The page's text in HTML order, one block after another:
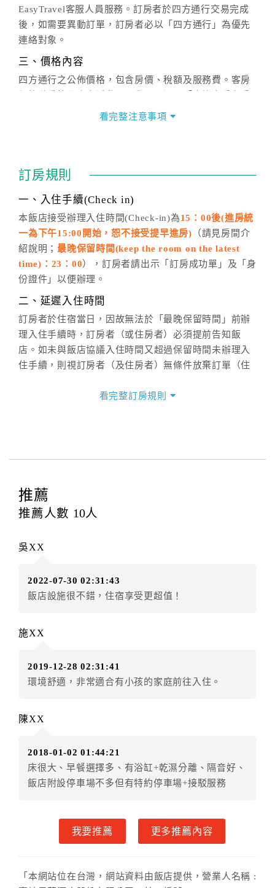
EasyTravel客服人員服務。訂房者於四方通行交易完成
後，如需要異動訂單，訂房者必以「四方通行」為優先
連絡對象。
三、價格內容
四方通行之公佈價格，包含房價、稅額及服務費。客房
價」之當日價格為標準。
話方式異動訂單。
※非客服時間之申辦異動，皆為次日計算及辦理。
五、客服時間
週一至週日，上午9:00～晚上6:00
六、聯絡方式
週一至週日：客服聯絡單
看完整注意事項
訂房規則
一、入住手續(Check in)
本飯店接受辦理入住時間(Check-in)為15：00後(進房統
一為下午15:00開始，恕不接受提早進房) （請見房間介
紹說明； 最晚保留時間(keep the room on the latest
time)：23：00），訂房者請出示「訂房成功單」及「身
份證件」以便辦理。
二、延遲入住時間
訂房者於住宿當日，因故無法於「最晚保留時間」前辦
理入住手續時，訂房者（或住房者）必須提前告知飯
店。如未與飯店協議入住時間又超過保留時間未辦理入
住手續，則視訂房者（及住房者）無條件放棄訂單（住
三、退房手續(Check out)
四、訂單異動
訂房者應於 入住前2日
每筆訂單異動限定
訂單異動後，訂單費用總計大於原訂單費用總計時，訂
房者應補足差額。（限原訂飯店）
房者不得要求退其差額。（限原訂飯店）
訂房者因故取消訂單辦理退款，依下列標準申辦：
◎住房日3天前辦理者，訂單費用扣除總計0%為手續費
◎住房日當日辦理者，訂單費用扣除總計100%為手續費
之訂金將全額沒收。
六、天候因素
定準則），以致無法順利住房，訂房者可依飯店規定變
更住房日期或退費處理之。待飯店確認無誤後，可辦理
費用，餘款退予訂房者。
看完整訂房規則
推薦
推薦人數 10人
吳XX
2022-07-30 02:31:43
飯店設施很不錯，住宿享受更超值！
施XX
2019-12-28 02:31:41
環境舒適，非常適合有小孩的家庭前往入住。
陳XX
2018-01-02 01:44:21
床很大、早餐選擇多、有浴缸+乾濕分離、隔音好、
飯店附設停車場不多但有特約停車場+接駁服務
我要推薦 更多推薦內容
「本網站位在台灣，網站資料由飯店提供，營業人名稱 :